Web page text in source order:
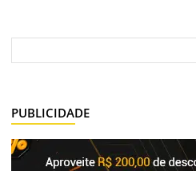
PUBLICIDADE